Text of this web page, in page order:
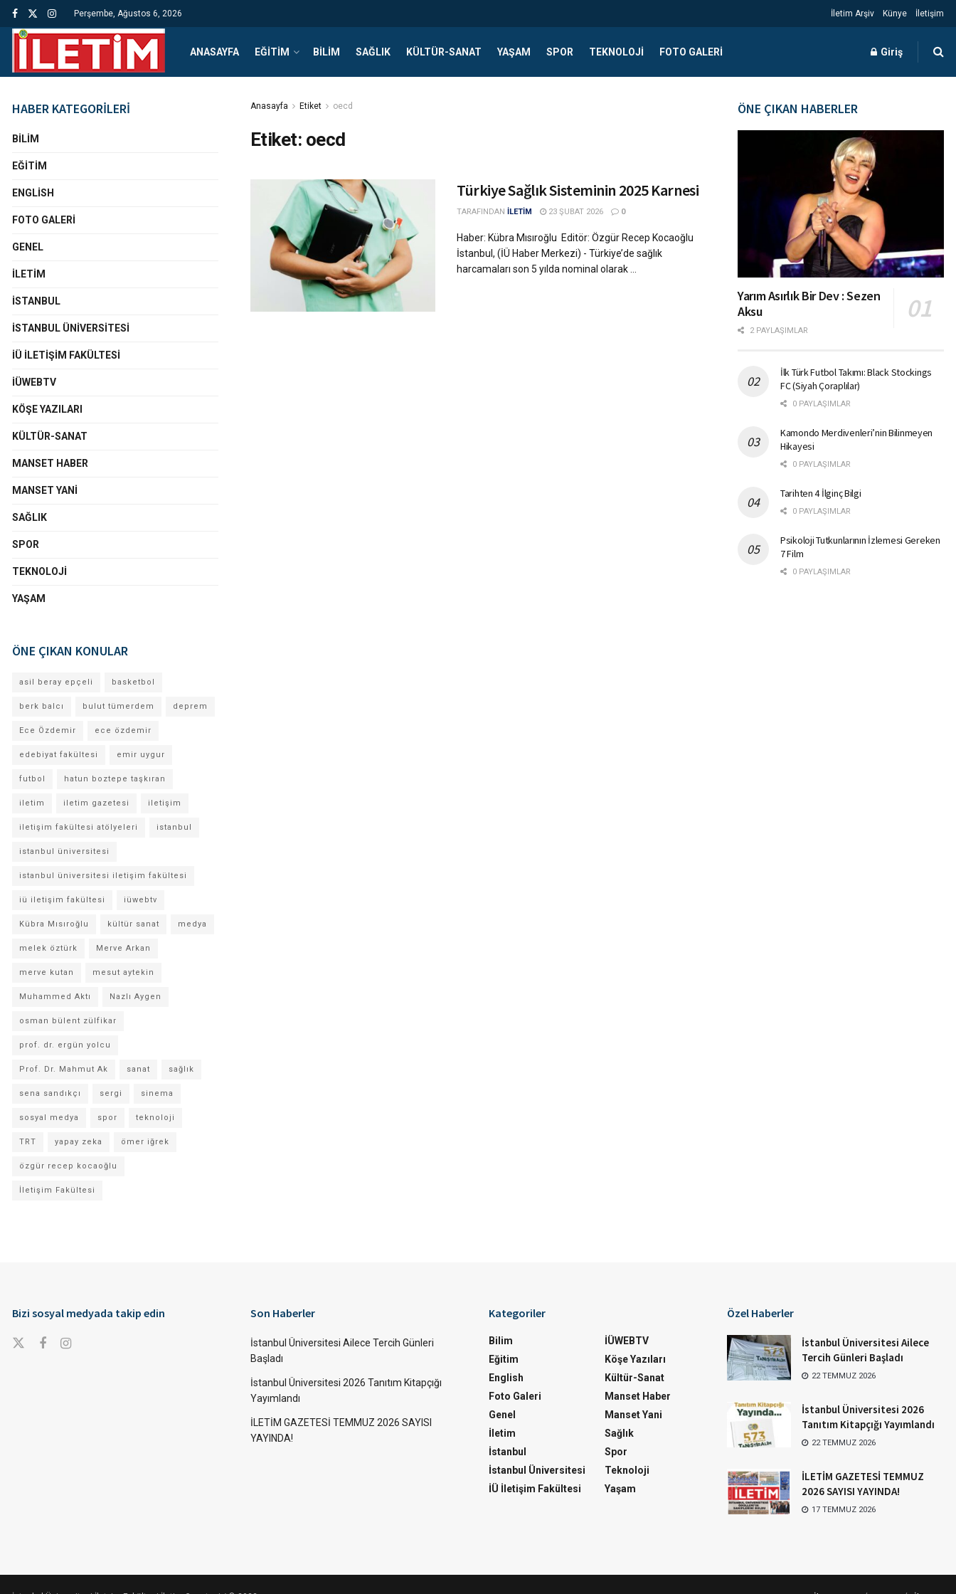
Perşembe, Ağustos 6, 2026 İletim Arşiv Künye İletişim
ANASAYFA EĞITIM BILIM SAĞLIK KÜLTÜR-SANAT YAŞAM SPOR TEKNOLOJI FOTO GALERI Giriş
Anasayfa Etiket oecd
Etiket: oecd
Türkiye Sağlık Sisteminin 2025 Karnesi
TARAFINDAN İLETİM 23 ŞUBAT 2026 0
Haber: Kübra Mısıroğlu Editör: Özgür Recep Kocaoğlu
İstanbul, (İÜ Haber Merkezi) - Türkiye’de sağlık
harcamaları son 5 yılda nominal olarak ...
HABER KATEGORİLERİ
BILIM
EĞITIM
ENGLISH
FOTO GALERI
GENEL
İLETIM
İSTANBUL
İSTANBUL ÜNIVERSITESI
İÜ İLETIŞIM FAKÜLTESI
İÜWEBTV
KÖŞE YAZILARI
KÜLTÜR-SANAT
MANSET HABER
MANSET YANI
SAĞLIK
SPOR
TEKNOLOJI
YAŞAM
ÖNE ÇIKAN KONULAR
asil beray epçeli basketbol
berk balcı bulut tümerdem deprem
Ece Özdemir ece özdemir
edebiyat fakültesi emir uygur
futbol hatun boztepe taşkıran
iletim iletim gazetesi iletişim
iletişim fakültesi atölyeleri istanbul
istanbul üniversitesi
istanbul üniversitesi iletişim fakültesi
iü iletişim fakültesi iüwebtv
Kübra Mısıroğlu kültür sanat medya
melek öztürk Merve Arkan
merve kutan mesut aytekin
Muhammed Aktı Nazlı Aygen
osman bülent zülfikar
prof. dr. ergün yolcu
Prof. Dr. Mahmut Ak sanat sağlık
sena sandıkçı sergi sinema
sosyal medya spor teknoloji
TRT yapay zeka ömer iğrek
özgür recep kocaoğlu
İletişim Fakültesi
ÖNE ÇIKAN HABERLER
Yarım Asırlık Bir Dev : Sezen
Aksu
2 PAYLAŞIMLAR
İlk Türk Futbol Takımı: Black Stockings
FC (Siyah Çoraplılar)
0 PAYLAŞIMLAR
Kamondo Merdivenleri’nin Bilinmeyen
Hikayesi
0 PAYLAŞIMLAR
Tarihten 4 İlginç Bilgi
0 PAYLAŞIMLAR
Psikoloji Tutkunlarının İzlemesi Gereken
7 Film
0 PAYLAŞIMLAR
Bizi sosyal medyada takip edin Son Haberler
İstanbul Üniversitesi Ailece Tercih Günleri
Başladı
İstanbul Üniversitesi 2026 Tanıtım Kitapçığı
Yayımlandı
İLETİM GAZETESİ TEMMUZ 2026 SAYISI
YAYINDA!
Kategoriler
Bilim
Eğitim
English
Foto Galeri
Genel
İletim
İstanbul
İstanbul Üniversitesi
İÜ İletişim Fakültesi
İÜWEBTV
Köşe Yazıları
Kültür-Sanat
Manset Haber
Manset Yani
Sağlık
Spor
Teknoloji
Yaşam
Özel Haberler
İstanbul Üniversitesi Ailece
Tercih Günleri Başladı
22 TEMMUZ 2026
İstanbul Üniversitesi 2026
Tanıtım Kitapçığı Yayımlandı
22 TEMMUZ 2026
İLETİM GAZETESİ TEMMUZ
2026 SAYISI YAYINDA!
17 TEMMUZ 2026